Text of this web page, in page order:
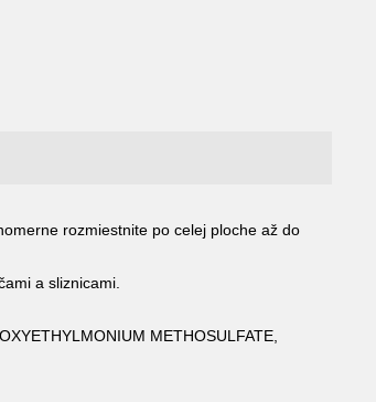
rozmiestnite po celej ploche až do
a sliznicami.
METHOSULFATE,